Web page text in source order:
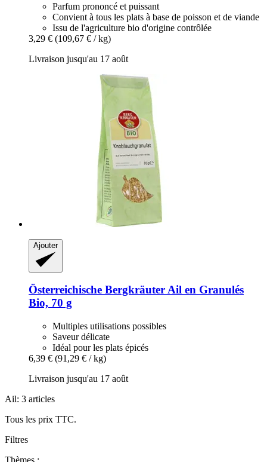
Parfum prononcé et puissant
Convient à tous les plats à base de poisson et de viande
Issu de l'agriculture bio d'origine contrôlée
3,29 € (109,67 € / kg)
Livraison jusqu'au 17 août
Ajouter
Österreichische BergkräuterAil en Granulés
Bio, 70 g
Multiples utilisations possibles
Saveur délicate
Idéal pour les plats épicés
6,39 € (91,29 € / kg)
Livraison jusqu'au 17 août
Ail: 3 articles
Tous les prix TTC.
Filtres
Thèmes :